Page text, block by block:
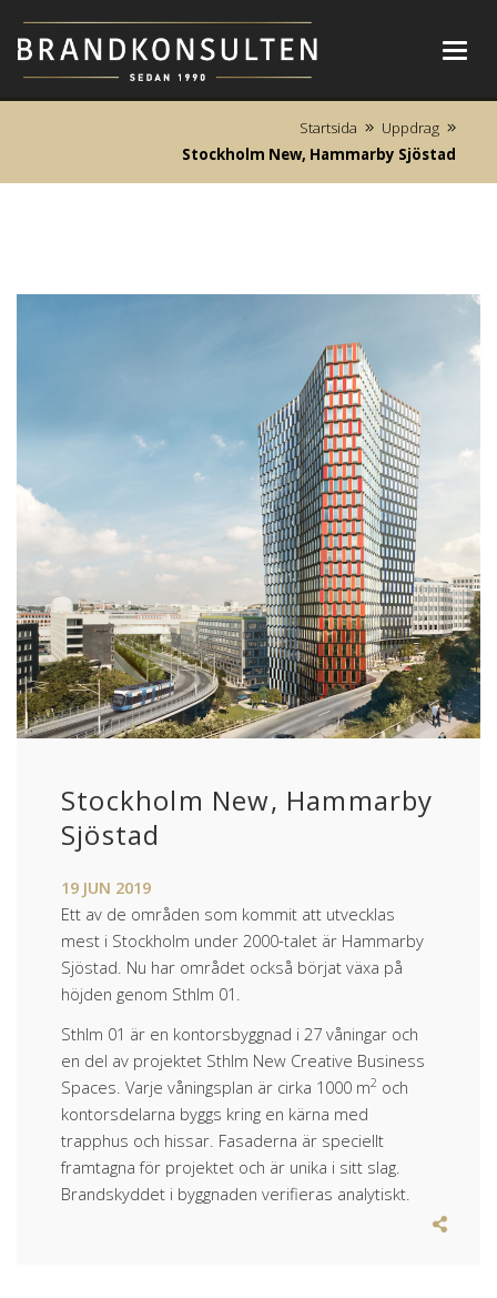
Startsida
Uppdrag
Stockholm New, Hammarby Sjöstad
Stockholm New, Hammarby
Sjöstad
19 JUN 2019
Ett av de områden som kommit att utvecklas
mest i Stockholm under 2000-talet är Hammarby
Sjöstad. Nu har området också börjat växa på
höjden genom Sthlm 01.
Sthlm 01 är en kontorsbyggnad i 27 våningar och
en del av projektet Sthlm New Creative Business
Spaces. Varje våningsplan är cirka 1000 m2 och
kontorsdelarna byggs kring en kärna med
trapphus och hissar. Fasaderna är speciellt
framtagna för projektet och är unika i sitt slag.
Brandskyddet i byggnaden verifieras analytiskt.